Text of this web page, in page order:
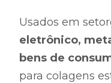
Usados em
eletrônico,
bens de
para colagens